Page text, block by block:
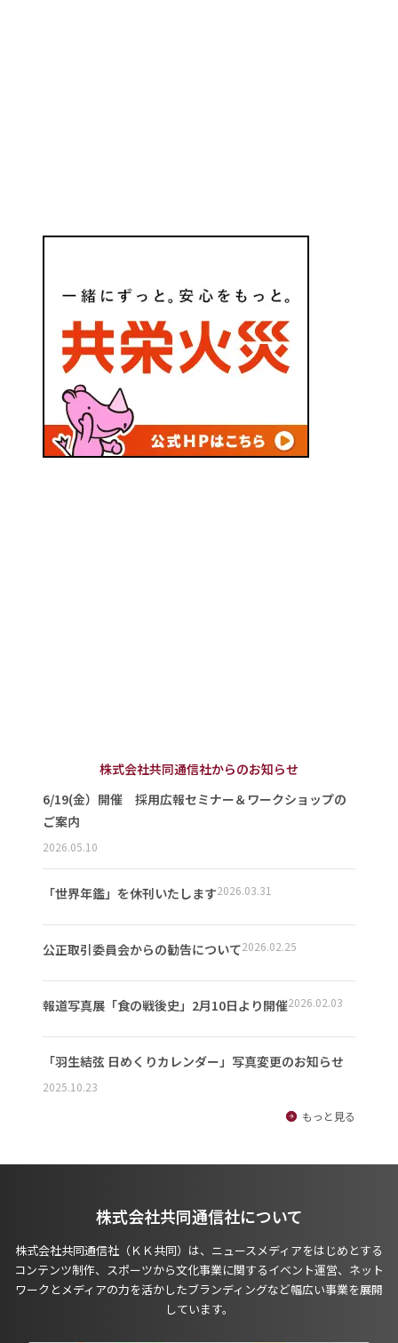
株式会社共同通信社からのお知らせ
6/19(金）開催 採用広報セミナー＆ワークショップの
ご案内
2026.05.10
「世界年鑑」を休刊いたします2026.03.31
公正取引委員会からの勧告について2026.02.25
報道写真展「食の戦後史」2月10日より開催2026.02.03
「羽生結弦 日めくりカレンダー」写真変更のお知らせ
2025.10.23
もっと見る
株式会社共同通信社について
株式会社共同通信社（ＫＫ共同）は、ニュースメディアをはじめとする
コンテンツ制作、スポーツから文化事業に関するイベント運営、ネット
ワークとメディアの力を活かしたブランディングなど幅広い事業を展開
しています。